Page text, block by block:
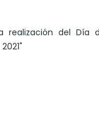
del Día